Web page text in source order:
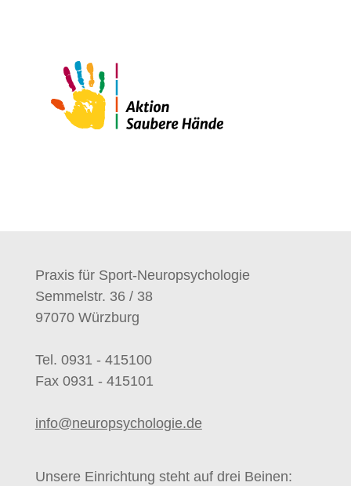
Praxis für Sport-Neuropsychologie
Semmelstr. 36 / 38
97070 Würzburg
Tel. 0931 - 415100
Fax 0931 - 415101
info@neuropsychologie.de
Unsere Einrichtung steht auf drei Beinen: